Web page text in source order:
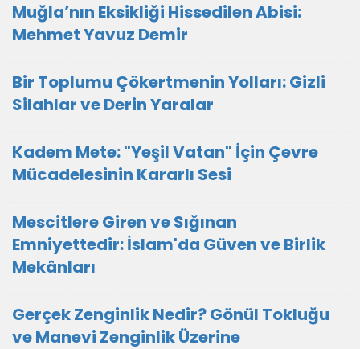
Muğla’nın Eksikliği Hissedilen Abisi:
Mehmet Yavuz Demir
Bir Toplumu Çökertmenin Yolları: Gizli
Silahlar ve Derin Yaralar
Kadem Mete: "Yeşil Vatan" İçin Çevre
Mücadelesinin Kararlı Sesi
Mescitlere Giren ve Sığınan
Emniyettedir: İslam'da Güven ve Birlik
Mekânları
Gerçek Zenginlik Nedir? Gönül Tokluğu
ve Manevi Zenginlik Üzerine